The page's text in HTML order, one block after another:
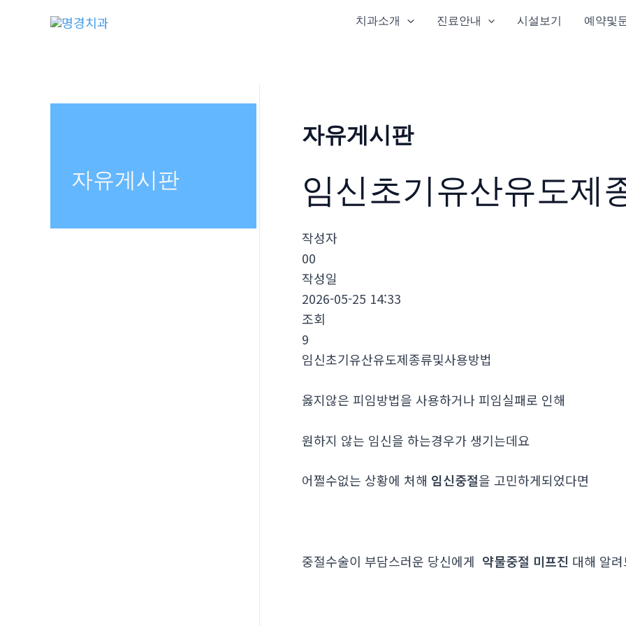
치과소개 진료안내 시설보기 예약및
자유게시판
자유게시판
임신초기유산유도제
작성자
00
작성일
2026-05-25 14:33
조회
9
임신초기유산유도제종류및사용방법
옳지않은 피임방법을 사용하거나 피임실패로 인해
원하지 않는 임신을 하는경우가 생기는데요
어쩔수없는 상황에 처해 임신중절을 고민하게되었다면
중절수술이 부담스러운 당신에게 약물중절 미프진 대해 알